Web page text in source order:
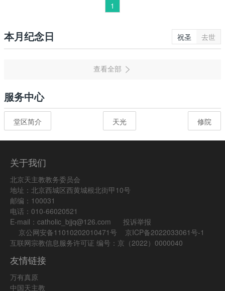
时事新闻
1
本月纪念日 祝圣 去世
服务中心
堂区简介 天光 修院
关于我们
北京天主教教务委员会
地址：北京西城区西黄城根北街甲10号
邮编：100031
电话：010-66020521
E-mail：catholic_bjjq@126.com 投诉举报
京公网安备11010202010471号
京ICP备2022033061号-1
互联网宗教信息服务许可证 编号：京（2022）0000040
友情链接
万有真原
中国天主教